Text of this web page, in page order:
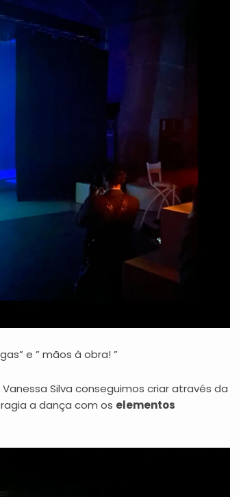
e ” mãos à obra! ”
Silva conseguimos criar através da
a dança com os elementos